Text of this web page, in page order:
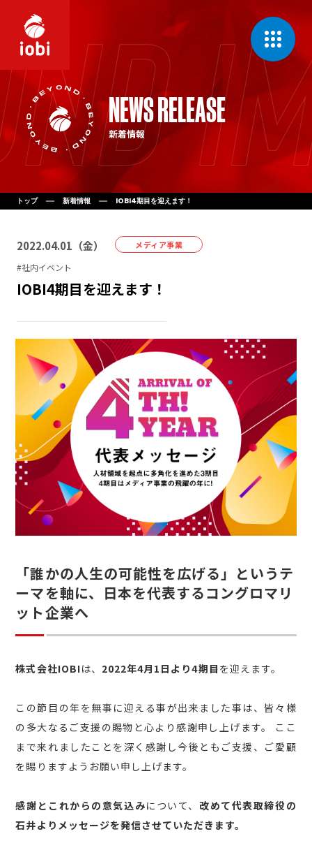
CONCEPT 私たちの理念
MESSAGE 代表挨拶
COMPANY会社案内
BUSINESS事業一覧
NEWS新着情報
INTERNSHIPインターン
RECRUIT採用情報
NEWS RELEASE
新着情報
トップ 新着情報 IOBI4期目を迎えます！
2022.04.01 （金） メディア事業
#社内イベント
IOBI4期目を迎えます！
「誰かの人生の可能性を広げる」というテ
ーマを軸に、日本を代表するコングロマリ
ット企業へ
株式会社IOBI は、 2022年4月1日より4期目 を迎えます。
この節目の年を無事に迎える事が出来ました事は、皆々様
の多大なるご支援の賜物と心より感謝申し上げます。 ここ
まで来れましたことを深く感謝し今後ともご支援、ご愛顧
を賜りますようお願い申し上げます。
感謝とこれからの意気込みについて、 改めて代表取締役の
石井よりメッセージを発信させていただきます。